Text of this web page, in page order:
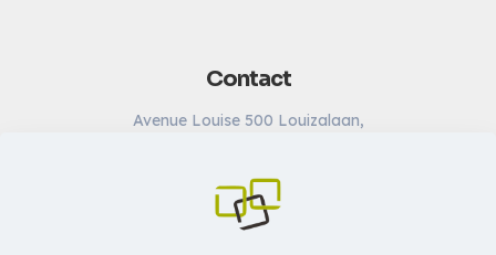
Contact
Avenue Louise 500 Louizalaan,
info@bmediation.eu